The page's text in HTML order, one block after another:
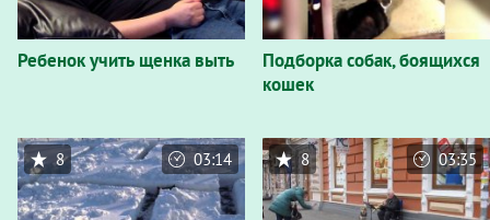
Ребенок учить щенка выть
Подборка собак, боящихся
кошек
8 03:14 8 03:35